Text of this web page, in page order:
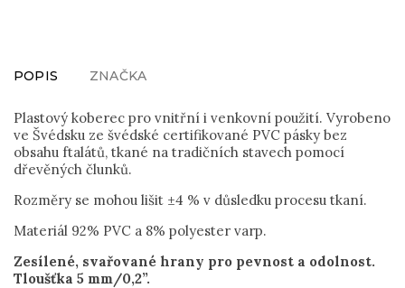
POPIS ZNAČKA
Plastový koberec pro vnitřní i venkovní použití. Vyrobeno
ve Švédsku ze švédské certifikované PVC pásky bez
obsahu ftalátů, tkané na tradičních stavech pomocí
dřevěných člunků.
Rozměry se mohou lišit ±4 % v důsledku procesu tkaní.
Materiál 92% PVC a 8% polyester varp.
Zesílené, svařované hrany pro pevnost a odolnost.
Tloušťka 5 mm/0,2”.